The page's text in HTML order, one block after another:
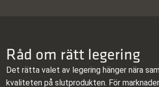
Råd om rätt legering
Det rätta valet av legering hänger nära
kvaliteten på slutprodukten. För